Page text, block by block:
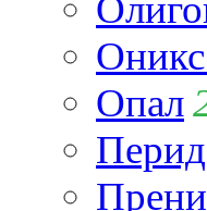
Опал